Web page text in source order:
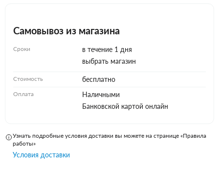
Самовывоз из магазина
Сроки
в течение 1 дня
выбрать магазин
Стоимость бесплатно
Оплата
Наличными
Банковской картой онлайн
Узнать подробные условия доставки вы можете на странице «Правила
работы»
Условия доставки